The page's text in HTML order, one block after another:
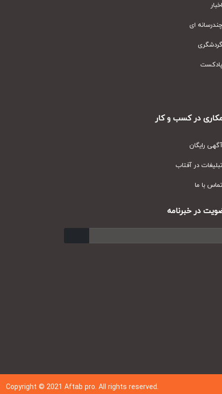
ای
در کسب و کار
رایگان
در آفتاب
با ما
در خبرنامه
Copyright © 202 1Aftab pro. All rights reserved.